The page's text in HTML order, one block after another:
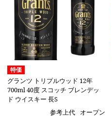
特価
グランツ トリプルウッド 12年
700ml 40度 スコッチ ブレンデッ
ド ウイスキー 長S
参考上代
オープン